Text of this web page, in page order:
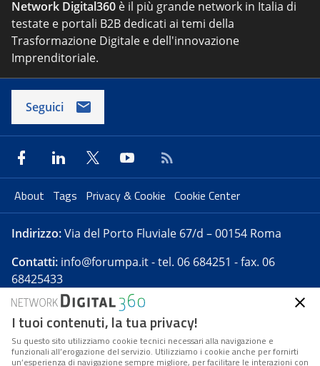
Network Digital360 è il più grande network in Italia di
testate e portali B2B dedicati ai temi della
Trasformazione Digitale e dell'innovazione
Imprenditoriale.
Seguici
About Tags Privacy & Cookie Cookie Center
Indirizzo:Via del Porto Fluviale 67/d – 00154 Roma
Contatti: info@forumpa.it- tel. 06 684251 - fax. 06
68425433
Forumpa.itè una pubblicazione telematica iscritta
presso Registro della stampa del Tribunale di Roma -
Reg. n. 182 del 2 maggio 2008 - Direttore resp. Michela
I tuoi contenuti, la tua privacy!
Su questo sito utilizziamo cookie tecnici necessari alla navigazione e
funzionali all’erogazione del servizio. Utilizziamo i cookie anche per fornirti
un’esperienza di navigazione sempre migliore, per facilitare le interazioni con